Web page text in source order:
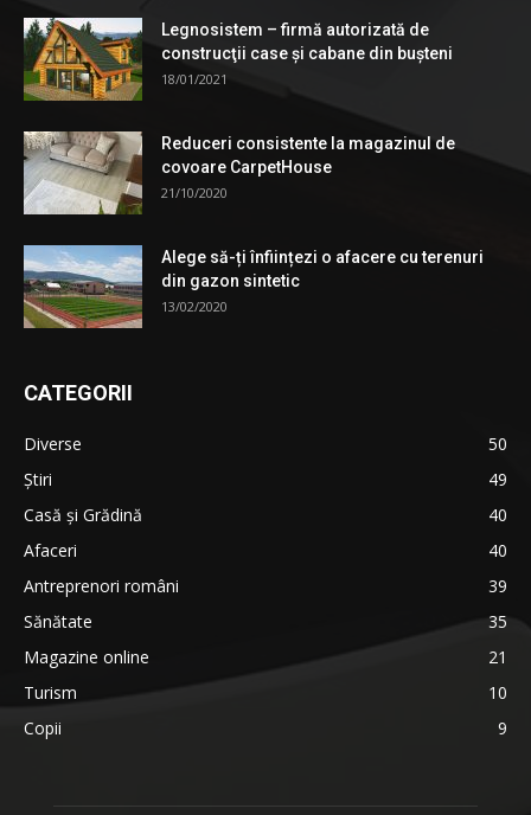
Legnosistem – firmă autorizată de
construcţii case și cabane din bușteni
18/01/2021
Reduceri consistente la magazinul de
covoare CarpetHouse
21/10/2020
Alege să-ți înființezi o afacere cu terenuri
din gazon sintetic
13/02/2020
CATEGORII
Diverse
50
Știri
49
Casă și Grădină
40
Afaceri
40
Antreprenori români
39
Sănătate
35
Magazine online
21
Turism
10
Copii
9